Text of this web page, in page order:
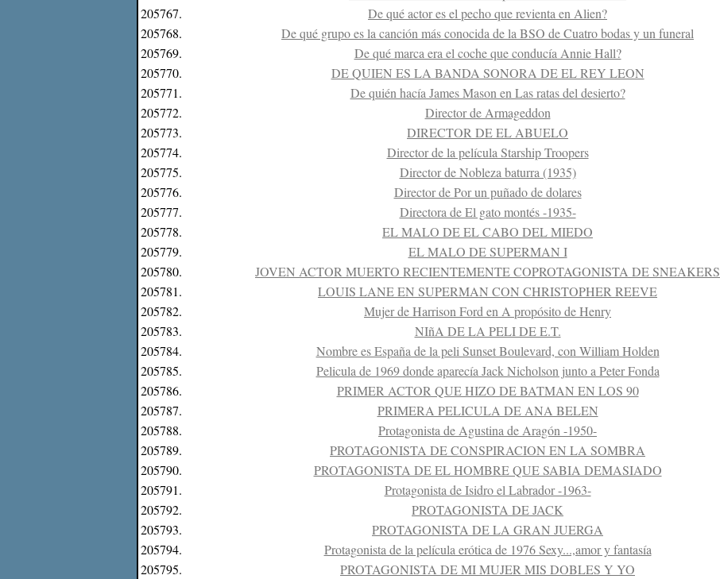
205767.
De qué actor es el pecho que revienta en Alien?
205768.
De qué grupo es la canción más conocida de la BSO de Cuatro bodas y un funeral
205769.
De qué marca era el coche que conducía Annie Hall?
205770.
DE QUIEN ES LA BANDA SONORA DE EL REY LEON
205771.
De quién hacía James Mason en Las ratas del desierto?
205772.
Director de Armageddon
205773.
DIRECTOR DE EL ABUELO
205774.
Director de la película Starship Troopers
205775.
Director de Nobleza baturra (1935)
205776.
Director de Por un puñado de dolares
205777.
Directora de El gato montés -1935-
205778.
EL MALO DE EL CABO DEL MIEDO
205779.
EL MALO DE SUPERMAN I
205780.
JOVEN ACTOR MUERTO RECIENTEMENTE COPROTAGONISTA DE SNEAKERS
205781.
LOUIS LANE EN SUPERMAN CON CHRISTOPHER REEVE
205782.
Mujer de Harrison Ford en A propósito de Henry
205783.
NIñA DE LA PELI DE E.T.
205784.
Nombre es España de la peli Sunset Boulevard, con William Holden
205785.
Pelicula de 1969 donde aparecía Jack Nicholson junto a Peter Fonda
205786.
PRIMER ACTOR QUE HIZO DE BATMAN EN LOS 90
205787.
PRIMERA PELICULA DE ANA BELEN
205788.
Protagonista de Agustina de Aragón -1950-
205789.
PROTAGONISTA DE CONSPIRACION EN LA SOMBRA
205790.
PROTAGONISTA DE EL HOMBRE QUE SABIA DEMASIADO
205791.
Protagonista de Isidro el Labrador -1963-
205792.
PROTAGONISTA DE JACK
205793.
PROTAGONISTA DE LA GRAN JUERGA
205794.
Protagonista de la película erótica de 1976 Sexy...,amor y fantasía
205795.
PROTAGONISTA DE MI MUJER MIS DOBLES Y YO